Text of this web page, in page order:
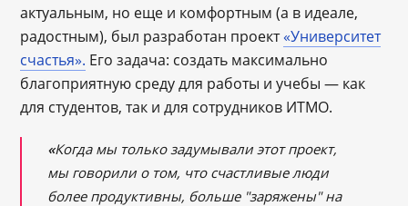
актуальным, но еще и комфортным (а в идеале,
радостным), был разработан проект«Университет
счастья». Его задача: создать максимально
благоприятную среду для работы и учебы — как
для студентов, так и для сотрудников ИТМО.
«Когда мы только задумывали этот проект,
мы говорили о том, что счастливые люди
более продуктивны, больше "заряжены" на